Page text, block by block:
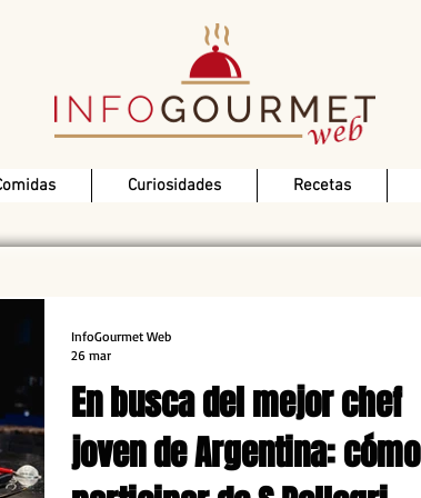
Curiosidades Recetas
En busca del mejor chef
joven de Argentina: cómo
InfoGourmet Web
26 mar